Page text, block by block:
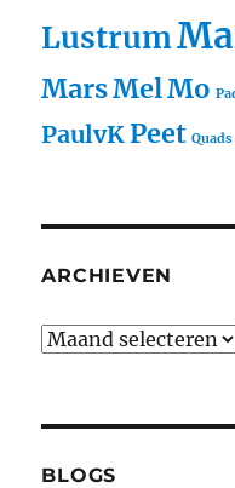
Lustrum
MarsMelMo
PaulvKPeet Quads
ARCHIEVEN
BLOGS